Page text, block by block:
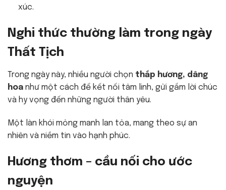
xúc.
Nghi thức thường làm trong ngày
Thất Tịch
Trong ngày này, nhiều người chọn thắp hương, dâng
hoa như một cách để kết nối tâm linh, gửi gắm lời chúc
và hy vọng đến những người thân yêu.
Một làn khói mỏng manh lan tỏa, mang theo sự an
nhiên và niềm tin vào hạnh phúc.
Hương thơm – cầu nối cho ước
nguyện